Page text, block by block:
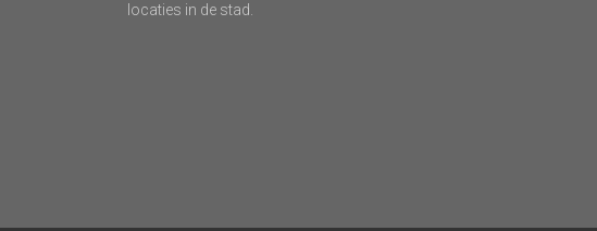
locaties in de stad.